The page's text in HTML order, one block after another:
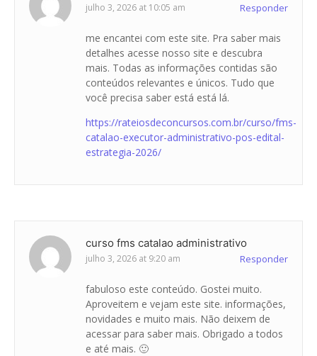
julho 3, 2026 at 10:05 am Responder
me encantei com este site. Pra saber mais
detalhes acesse nosso site e descubra
mais. Todas as informações contidas são
conteúdos relevantes e únicos. Tudo que
você precisa saber está está lá.
https://rateiosdeconcursos.com.br/curso/fms-
catalao-executor-administrativo-pos-edital-
estrategia-2026/
curso fms catalao administrativo
julho 3, 2026 at 9:20 am Responder
fabuloso este conteúdo. Gostei muito.
Aproveitem e vejam este site. informações,
novidades e muito mais. Não deixem de
acessar para saber mais. Obrigado a todos
e até mais. 🙂